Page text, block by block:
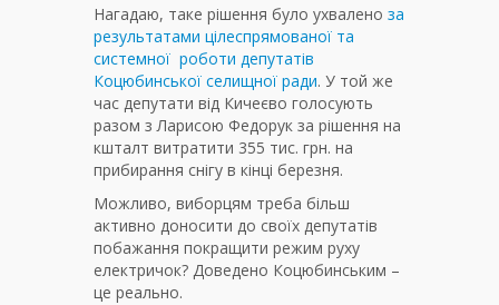
Нагадаю, таке рішення було ухвалено за
результатами цілеспрямованої та
системної роботи депутатів
Коцюбинської селищної ради. У той же
час депутати від Кичеєво голосують
разом з Ларисою Федорук за рішення на
кшталт витратити 355 тис. грн. на
прибирання снігу в кінці березня.
Можливо, виборцям треба більш
активно доносити до своїх депутатів
побажання покращити режим руху
електричок? Доведено Коцюбинським –
це реально.